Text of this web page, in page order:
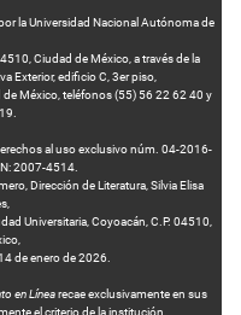
la Universidad Nacional Autónoma de
Ciudad de México, a través de la
Exterior, edificio C, 3er piso,
de México, teléfonos (55) 56 22 62 40 y
al uso exclusivo núm. 04-2016-
2007-4514.
Dirección de Literatura, Silvia Elisa
Universitaria, Coyoacán, C.P. 04510,
de enero de 2026.
en Línearecae exclusivamente en sus
el criterio de la institución.